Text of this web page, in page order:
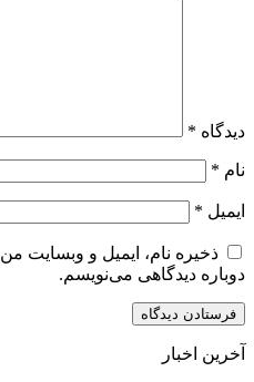
دیدگاه *
نام *
ایمیل *
ذخیره نام، ایمیل و وبسایت
دوباره دیدگاهی می‌نویسم.
آخرین اخبار